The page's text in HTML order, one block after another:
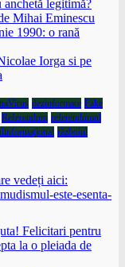
anchetă legitimă?
Mihai Eminescu
1990: o rană
Iorga si pe
dezinformare Fake
Referendum referendumul
războiul
vedeți aici:
este-esenta-
Felicitari pentru
la o pleiada de